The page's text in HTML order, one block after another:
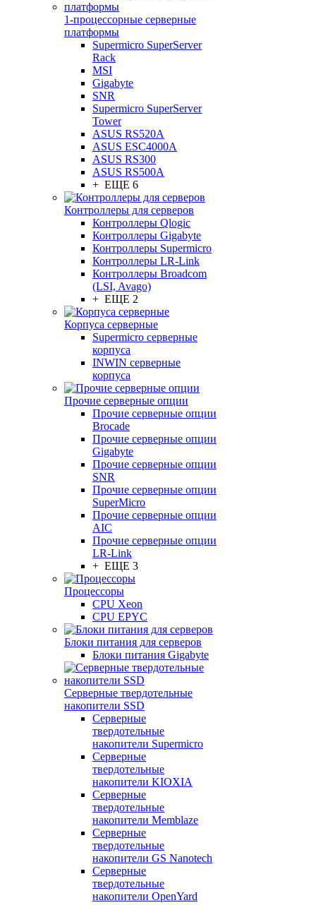
1-процессорные серверные
платформы
Supermicro SuperServer
Rack
MSI
Gigabyte
SNR
Supermicro SuperServer
Tower
ASUS RS520A
ASUS ESC4000A
ASUS RS300
ASUS RS500A
+ ЕЩЕ 6
Контроллеры для серверов
Контроллеры Qlogic
Контроллеры Gigabyte
Контроллеры Supermicro
Контроллеры LR-Link
Контроллеры Broadcom
(LSI, Avago)
+ ЕЩЕ 2
Корпуса серверные
Supermicro серверные
корпуса
INWIN серверные
корпуса
Прочие серверные опции
Прочие серверные опции
Brocade
Прочие серверные опции
Gigabyte
Прочие серверные опции
SNR
Прочие серверные опции
SuperMicro
Прочие серверные опции
AIC
Прочие серверные опции
LR-Link
+ ЕЩЕ 3
Процессоры
CPU Xeon
CPU EPYC
Блоки питания для серверов
Блоки питания Gigabyte
Серверные твердотельные
накопители SSD
Cерверные
твердотельные
накопители Supermicro
Cерверные
твердотельные
накопители KIOXIA
Cерверные
твердотельные
накопители Memblaze
Cерверные
твердотельные
накопители GS Nanotech
Серверные
твердотельные
накопители OpenYard